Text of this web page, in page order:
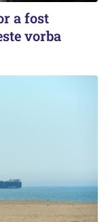
a fost
vorba